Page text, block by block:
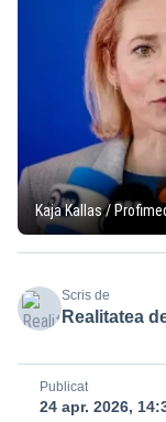
Kaja Kallas /
Scris de
Realitatea
Publicat
24 apr. 2026,